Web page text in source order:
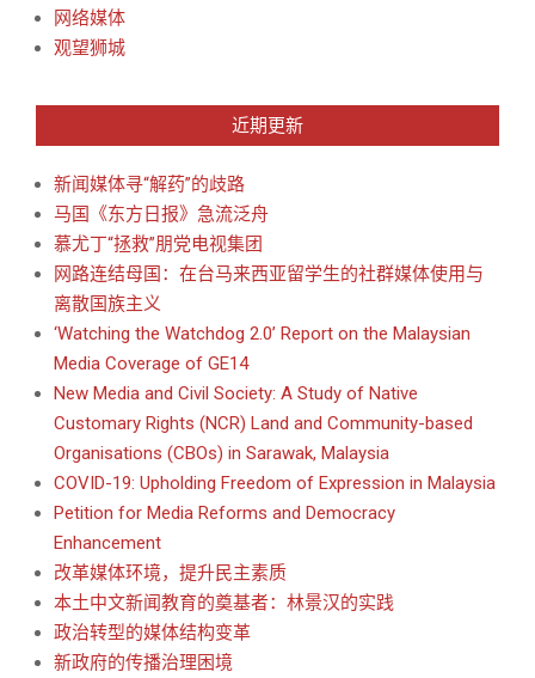
网络媒体
观望狮城
近期更新
新闻媒体寻“解药”的歧路
马国《东方日报》急流泛舟
慕尤丁“拯救”朋党电视集团
网路连结母国：在台马来西亚留学生的社群媒体使用与
离散国族主义
‘Watching the Watchdog 2.0’ Report on the Malaysian
Media Coverage of GE14
New Media and Civil Society: A Study of Native
Customary Rights (NCR) Land and Community-based
Organisations (CBOs) in Sarawak, Malaysia
COVID-19: Upholding Freedom of Expression in Malaysia
Petition for Media Reforms and Democracy
Enhancement
改革媒体环境，提升民主素质
本土中文新闻教育的奠基者：林景汉的实践
政治转型的媒体结构变革
新政府的传播治理困境